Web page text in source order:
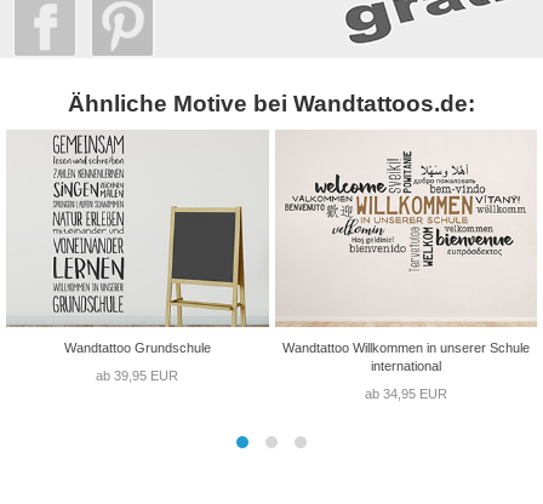
Ähnliche Motive bei Wandtattoos.de:
Wandtattoo Grundschule
ab 39,95 EUR
Wandtattoo Willkommen in unserer Schule
international
ab 34,95 EUR